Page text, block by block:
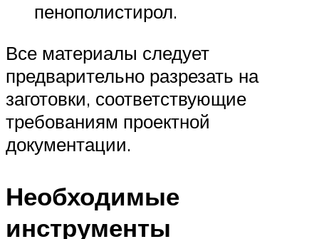
пенополистирол.
Все материалы следует
предварительно разрезать на
заготовки, соответствующие
требованиям проектной
документации.
Необходимые
инструменты